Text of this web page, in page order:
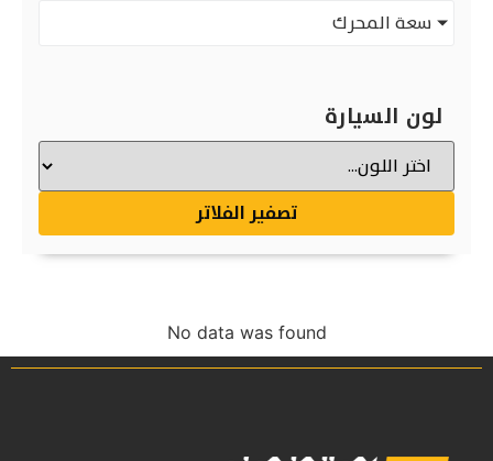
سعة المحرك
لون السيارة
تصفير الفلاتر
No data was found